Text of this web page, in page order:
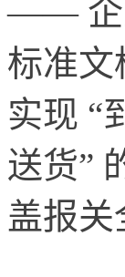
—— 企
标准文
实现 “
送货”
盖报关